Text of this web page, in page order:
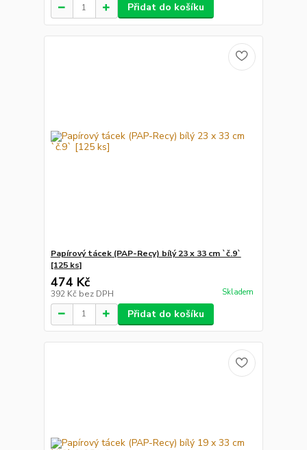
Přidat do košíku
Papírový tácek (PAP-Recy) bílý 23 x 33 cm `č.9`
[125 ks]
474 Kč
392 Kč bez DPH Skladem
Přidat do košíku